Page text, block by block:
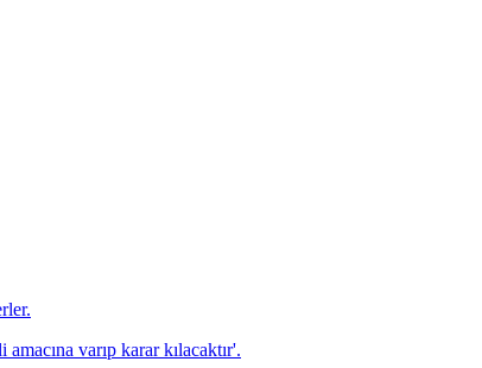
varıp karar kılacaktır'.